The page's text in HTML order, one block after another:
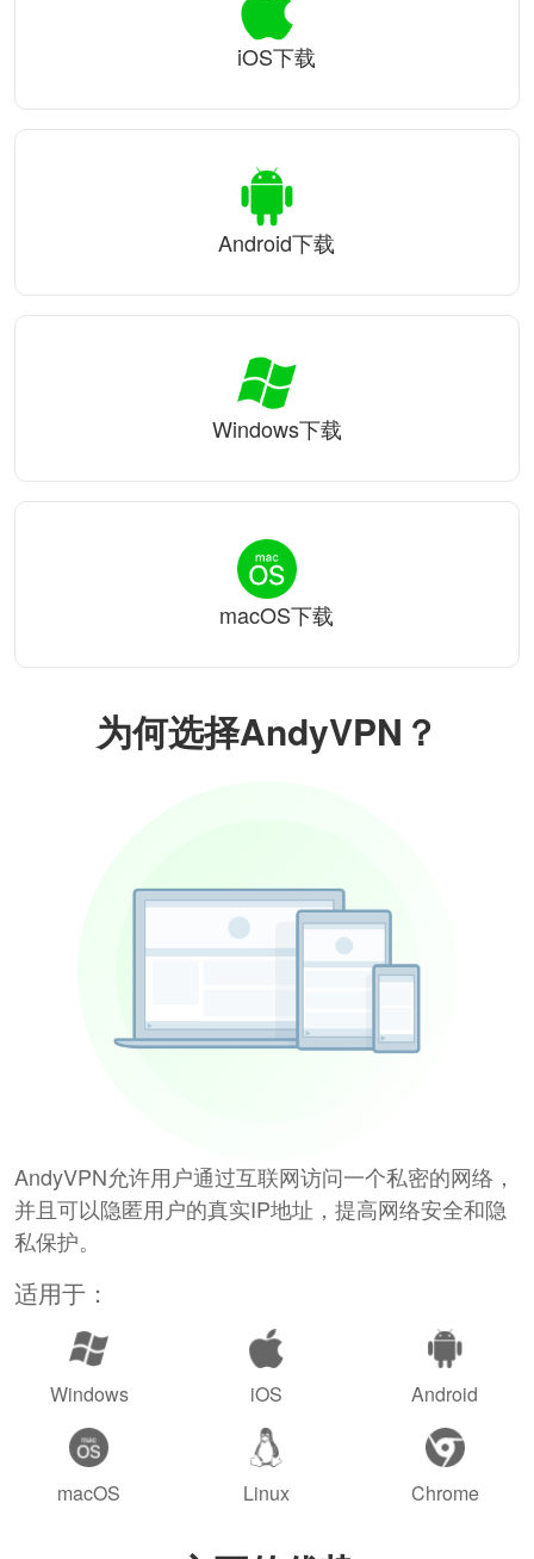
为何选择AndyVPN？
AndyVPN允许用户通过互联网访问一个私密的网络，
并且可以隐匿用户的真实IP地址，提高网络安全和隐
私保护。
适用于：
Windows iOS Android
macOS Linux Chrome
iOS下载
Android下载
Windows下载
macOS下载